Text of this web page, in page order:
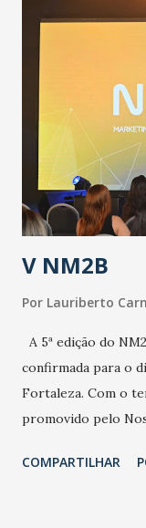
população suspeita
públicos e
epidemia comum,
aumento de casos
de uma epidemia
contaminação
secretário.
contaminação
população e ao
estratificação do
V NM2B
Por Lauriberto
A 5ª edição do
confirmada para o
Fortaleza. Com o
promovido pelo
e lideranças do
COMPARTILHAR